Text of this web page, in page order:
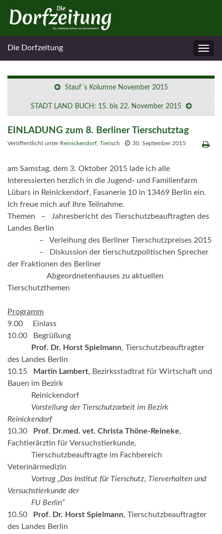
Die Dorfzeitung
Stauf´s Kolumne November 2015
STADT LAND BUCH: 15. bis 22. November 2015
EINLADUNG zum 8. Berliner Tierschutztag
Veröffentlicht unter Reinickendorf Tierisch 30. September 2015
am Samstag, dem 3. Oktober 2015 lade ich alle
Interessierten herzlich in die Jugend- und Familienfarm
Lübars in Reinickendorf, Fasanerie 10 in 13469 Berlin ein.
Ich freue mich auf Ihre Teilnahme.
Themen – Jahresbericht des Tierschutzbeauftragten des
Landes Berlin
– Verleihung des Berliner Tierschutzpreises 2015
– Diskussion der tierschutzpolitischen Sprecher
der Fraktionen des Berliner
Abgeordnetenhauses zu aktuellen
Tierschutzthemen
Programm
9.00 Einlass
10.00 Begrüßung
Prof. Dr. Horst Spielmann, Tierschutzbeauftragter
des Landes Berlin
10.15
Martin Lambert, Bezirksstadtrat für Wirtschaft und
Bauen im Bezirk
Reinickendorf
Vorstellung der Tierschutzarbeit im Bezirk
Reinickendorf
10.30
Prof. Dr.med. vet. Christa Thöne-Reineke,
Fachtierärztin für Versuchstierkunde,
Tierschutzbeauftragte im Fachbereich
Veterinärmedizin
Vortrag „Das Institut für Tierschutz, Tierverhalten und
Versuchstierkunde der
FU Berlin“
10.50
Prof. Dr. Horst Spielmann, Tierschutzbeauftragter
des Landes Berlin